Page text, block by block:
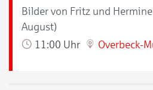
Bilder von Fritz und
August)
11:00 Uhr
Overbeck-